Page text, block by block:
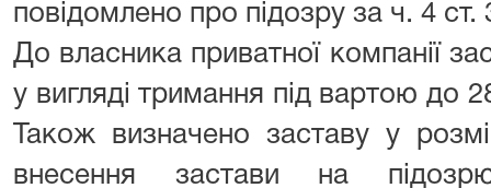
повідомлено про підозру за ч. 4 ст.
До власника приватної компанії
у вигляді тримання під вартою до
Також визначено заставу у
внесення застави на